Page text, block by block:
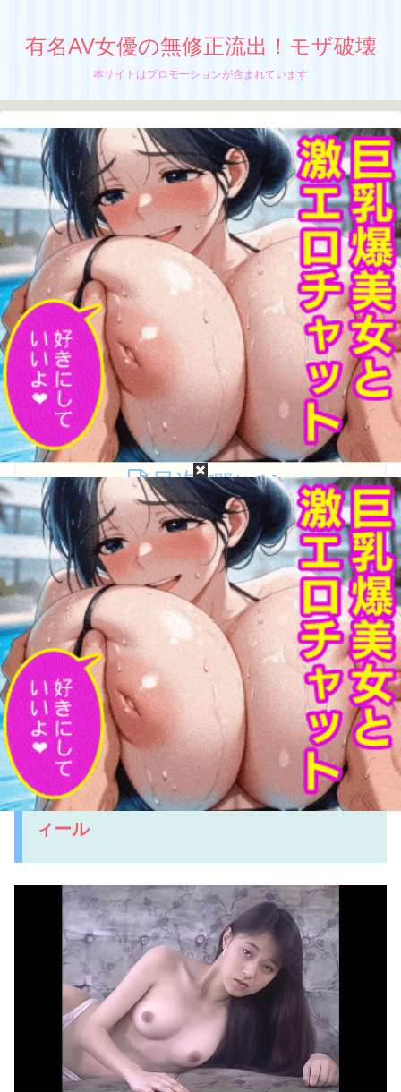
有名AV女優の無修正流出！モザ破壊
本サイトはプロモーションが含まれています
［白石ひとみ］無修正流出！モザイク破
壊！AV伝説が生々しい痴態
ちぬう
白石ひとみちゃんはデビューから引退まで、
ずっとトップAVギャルであり続けた伝説の
AV女優だ。
さっちん
台湾・香港などアジア中の男を虜にしたアジ
アの女神、白石ひとみちゃんの無修正動画が
流出中か！？
目次
白石ひとみって誰？白石ひとみのプロフィール
白石ひとみの無修正動画・モザイク破壊は無料で
流出してるか？
白石ひとみの［広告なし・高画質・高精細］無修
正・モザイク破壊流出動画が見たい！
白石ひとみって誰？白石ひとみのプロフ
ィール